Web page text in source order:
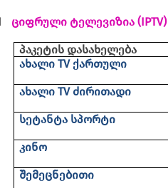
ციფრული ტელევიზია (IPTV)
პაკეტის დასახელება
ახალიTV ქართული
ახალი TV ძირითადი
სეტანტა სპორტი
კინო
შემეცნებითი